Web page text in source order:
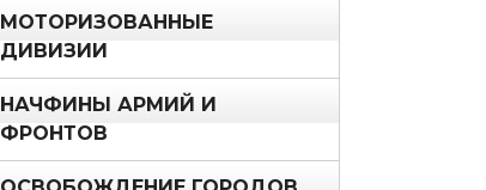
МОТОРИЗОВАННЫЕ
ДИВИЗИИ
НАЧФИНЫ АРМИЙ И
ФРОНТОВ